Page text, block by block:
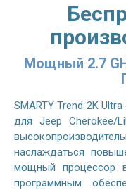
Мощный 2.7
SMARTY Trend 2K
для Jeep Cherokee/
наслаждаться
мощный процессор
программным